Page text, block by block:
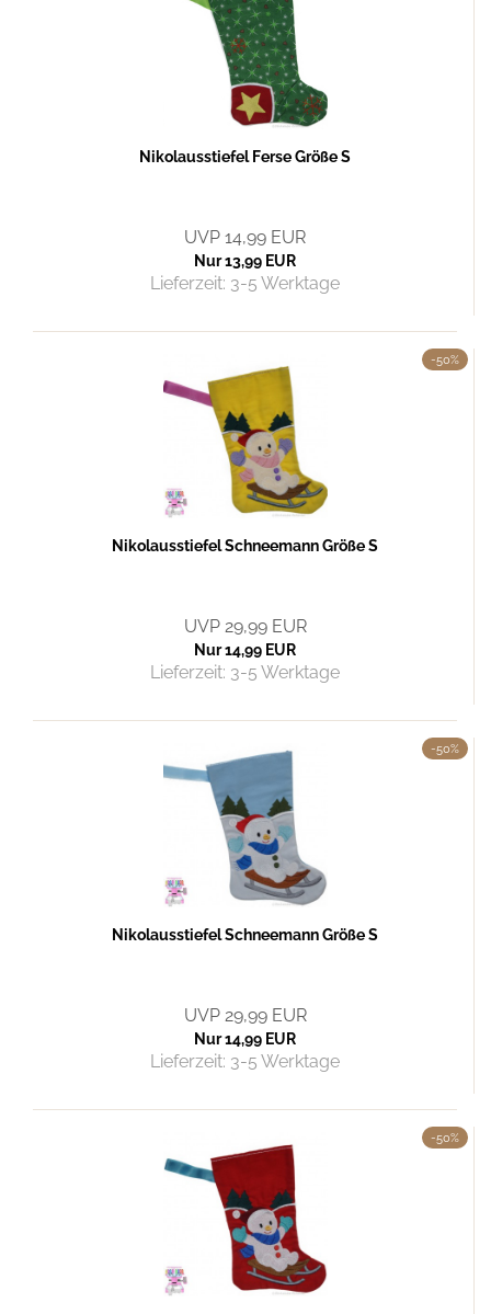
Nikolausstiefel Ferse Größe S
UVP 14,99 EUR
Nur 13,99 EUR
Lieferzeit: 3-5 Werktage
-50%
Nikolausstiefel Schneemann Größe S
UVP 29,99 EUR
Nur 14,99 EUR
Lieferzeit: 3-5 Werktage
-50%
Nikolausstiefel Schneemann Größe S
UVP 29,99 EUR
Nur 14,99 EUR
Lieferzeit: 3-5 Werktage
-50%